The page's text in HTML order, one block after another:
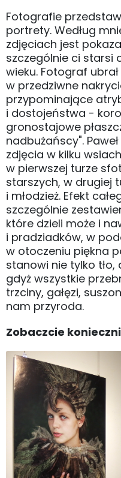
Fotografie
portrety. Według
zdjęciach jest
szczególnie ci starsi
wieku. Fotograf
w przedziwne
przypominające
i dostojeństwa -
gronostajowe
nadbużańscy".
zdjęcia w kilku
w pierwszej turze
starszych, w drugiej
i młodzież. Efekt
szczególnie
które dzieli może i
i pradziadków, w
w otoczeniu piękna
stanowi nie tylko
gdyż wszystkie
trzciny, gałęzi,
nam przyroda.
Zobaczcie